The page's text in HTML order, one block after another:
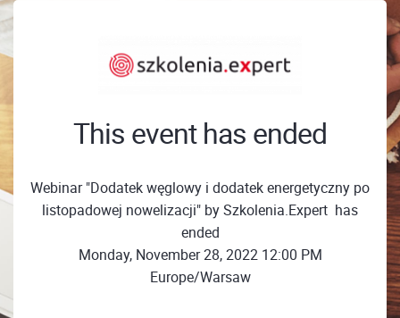
This event has ended
Webinar "Dodatek węglowy i dodatek energetyczny po
listopadowej nowelizacji" by Szkolenia.Expert ㅤㅤ has
ended
Monday, November 28, 2022 12:00 PM
Europe/Warsaw